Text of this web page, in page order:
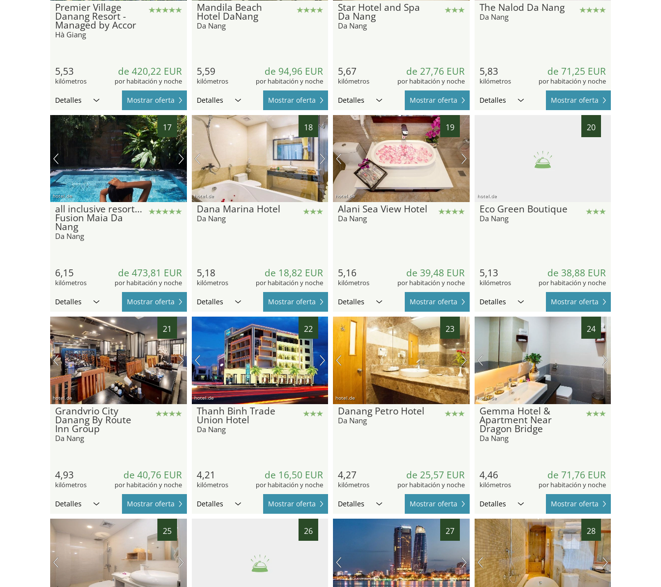
Premier Village
Danang Resort -
Managed by Accor
Hà Giang
5,53
kilómetros
de 420,22 EUR
por habitación y noche
Detalles Mostrar oferta
Mandila Beach
Hotel DaNang
Da Nang
5,59
kilómetros
de 94,96 EUR
por habitación y noche
Detalles Mostrar oferta
Star Hotel and Spa
Da Nang
Da Nang
5,67
kilómetros
de 27,76 EUR
por habitación y noche
Detalles Mostrar oferta
The Nalod Da Nang
Da Nang
5,83
kilómetros
de 71,25 EUR
por habitación y noche
Detalles Mostrar oferta
17
hotel.de
all inclusive resort...
Fusion Maia Da
Nang
Da Nang
6,15
kilómetros
de 473,81 EUR
por habitación y noche
Detalles Mostrar oferta
18
hotel.de
Dana Marina Hotel
Da Nang
5,18
kilómetros
de 18,82 EUR
por habitación y noche
Detalles Mostrar oferta
19
hotel.de
Alani Sea View Hotel
Da Nang
5,16
kilómetros
de 39,48 EUR
por habitación y noche
Detalles Mostrar oferta
20
hotel.de
Eco Green Boutique
Da Nang
5,13
kilómetros
de 38,88 EUR
por habitación y noche
Detalles Mostrar oferta
21
hotel.de
Grandvrio City
Danang By Route
Inn Group
Da Nang
4,93
kilómetros
de 40,76 EUR
por habitación y noche
Detalles Mostrar oferta
22
hotel.de
Thanh Binh Trade
Union Hotel
Da Nang
4,21
kilómetros
de 16,50 EUR
por habitación y noche
Detalles Mostrar oferta
23
hotel.de
Danang Petro Hotel
Da Nang
4,27
kilómetros
de 25,57 EUR
por habitación y noche
Detalles Mostrar oferta
24
hotel.de
Gemma Hotel &
Apartment Near
Dragon Bridge
Da Nang
4,46
kilómetros
de 71,76 EUR
por habitación y noche
Detalles Mostrar oferta
25 26 27 28